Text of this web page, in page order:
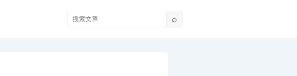
搜索文章 ⌕